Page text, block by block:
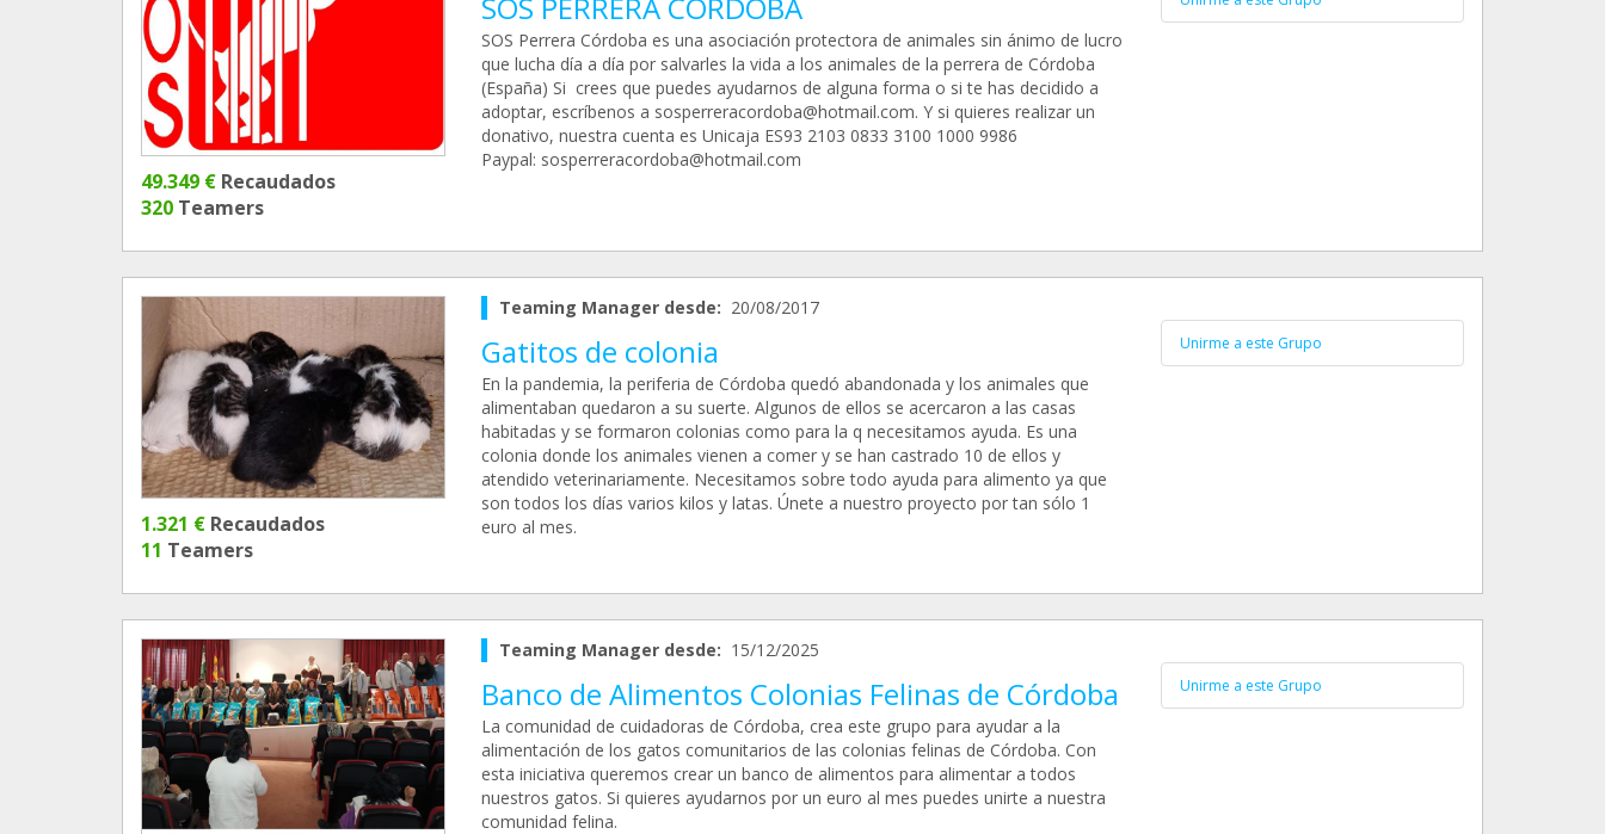
49.349 € Recaudados
320 Teamers
SOS PERRERA CORDOBA
SOS Perrera Córdoba es una asociación protectora de animales sin ánimo de lucro
que lucha día a día por salvarles la vida a los animales de la perrera de Córdoba
(España) Si crees que puedes ayudarnos de alguna forma o si te has decidido a
adoptar, escríbenos a sosperreracordoba@hotmail.com. Y si quieres realizar un
donativo, nuestra cuenta es Unicaja ES93 2103 0833 3100 1000 9986
Paypal: sosperreracordoba@hotmail.com
1.321 € Recaudados
11 Teamers
Teaming Manager desde: 20/08/2017
Gatitos de colonia
En la pandemia, la periferia de Córdoba quedó abandonada y los animales que
alimentaban quedaron a su suerte. Algunos de ellos se acercaron a las casas
habitadas y se formaron colonias como para la q necesitamos ayuda. Es una
colonia donde los animales vienen a comer y se han castrado 10 de ellos y
atendido veterinariamente. Necesitamos sobre todo ayuda para alimento ya que
son todos los días varios kilos y latas. Únete a nuestro proyecto por tan sólo 1
euro al mes.
Unirme a este Grupo
Teaming Manager desde: 15/12/2025
Banco de Alimentos Colonias Felinas de Córdoba
La comunidad de cuidadoras de Córdoba, crea este grupo para ayudar a la
alimentación de los gatos comunitarios de las colonias felinas de Córdoba. Con
esta iniciativa queremos crear un banco de alimentos para alimentar a todos
nuestros gatos. Si quieres ayudarnos por un euro al mes puedes unirte a nuestra
comunidad felina.
Unirme a este Grupo